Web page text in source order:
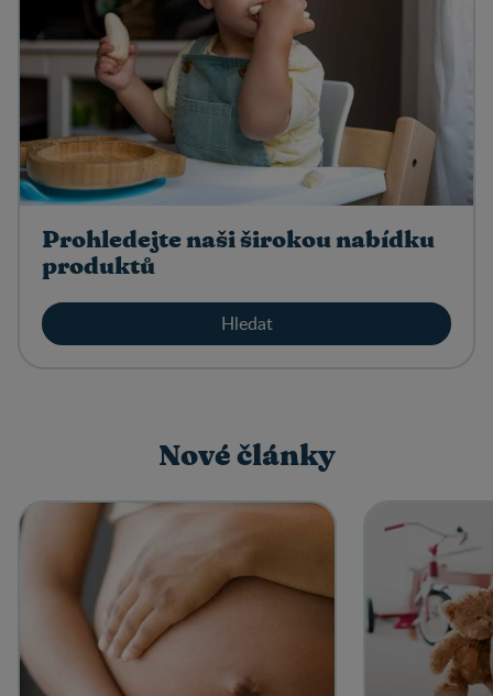
Prohledejte naši širokou nabídku
produktů
Hledat
Nové články